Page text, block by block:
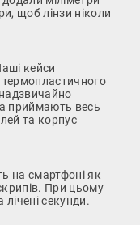
щоб лінзи ніколи
кейси
термопластичного
приймають весь
та корпус
на смартфоні як
При цьому
секунди.